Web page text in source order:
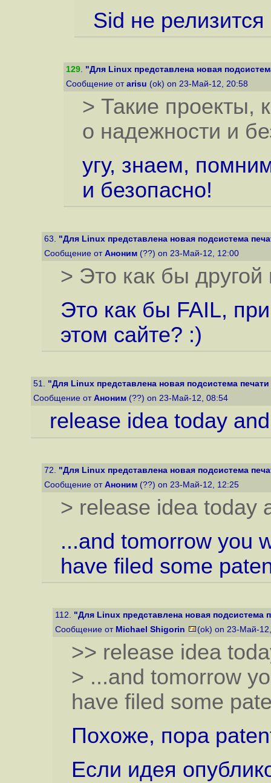
Sid не
129. "Для Linux представлена новая
Сообщение от arisu (ok) on 23-Май-12, 20:58
> Такие проекты,
о надежности и
угу, знаем,
и безопасно!
63. "Для Linux представлена новая подсистема
Сообщение от Аноним (??) on 23-Май-12, 12:00
> Это как бы
Это как бы FAIL,
этом сайте? :)
51. "Для Linux представлена новая подсистема
Сообщение от Аноним (??) on 23-Май-12, 08:54
release idea today
72. "Для Linux представлена новая подсистема
Сообщение от Аноним (??) on 23-Май-12, 12:25
> release idea today
...and tomorrow you
have filed some
112. "Для Linux представлена новая подсистема
Сообщение от Michael Shigorin (ok) on 23-Май-
>> release idea
> ...and tomorrow
have filed some
Похоже, пора
Если идея